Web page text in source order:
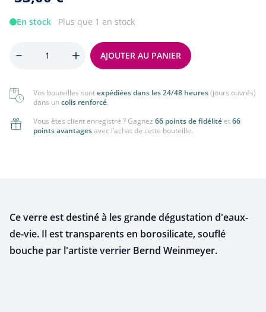
En stock Plus que 1 en stock
AJOUTER AU PANIER
Vos bouteilles sontexpédiées dans les 24/48 heures(jours ouvrés)
dans uncolis renforcé.
Vous êtes client enregistré ? Gagnez 66 points de fidélité et66
points avantagesavec l’achat de cette bouteille.
Ce verre est destiné à les grande dégustation d'eaux-
de-vie. Il est transparents en borosilicate, souflé
bouche par l'artiste verrier Bernd Weinmeyer.